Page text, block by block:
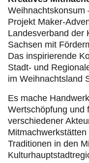
Weihnachtskonsum
Projekt Maker-
Landesverband der
Sachsen mit
Das inspirierende
Stadt- und
im Weihnachtsland
Es mache
Wertschöpfung und
verschiedener
Traditionen in den